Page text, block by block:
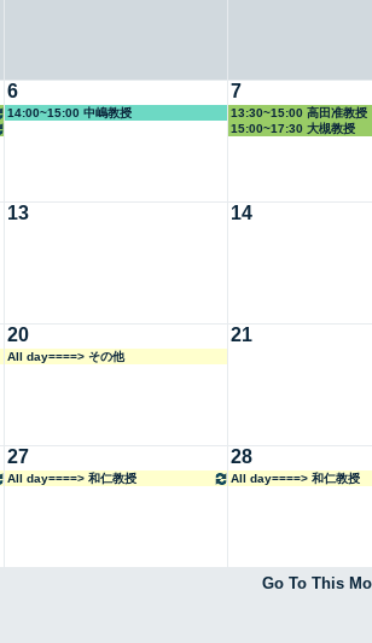
6
14:00~15:00 中嶋教授
7
13:30~15:00 高田准教授
15:00~17:30 大槻教授
13 14
20
All day====> その他
21
27
All day====> 和仁教授
28
All day====> 和仁教授
Go To This